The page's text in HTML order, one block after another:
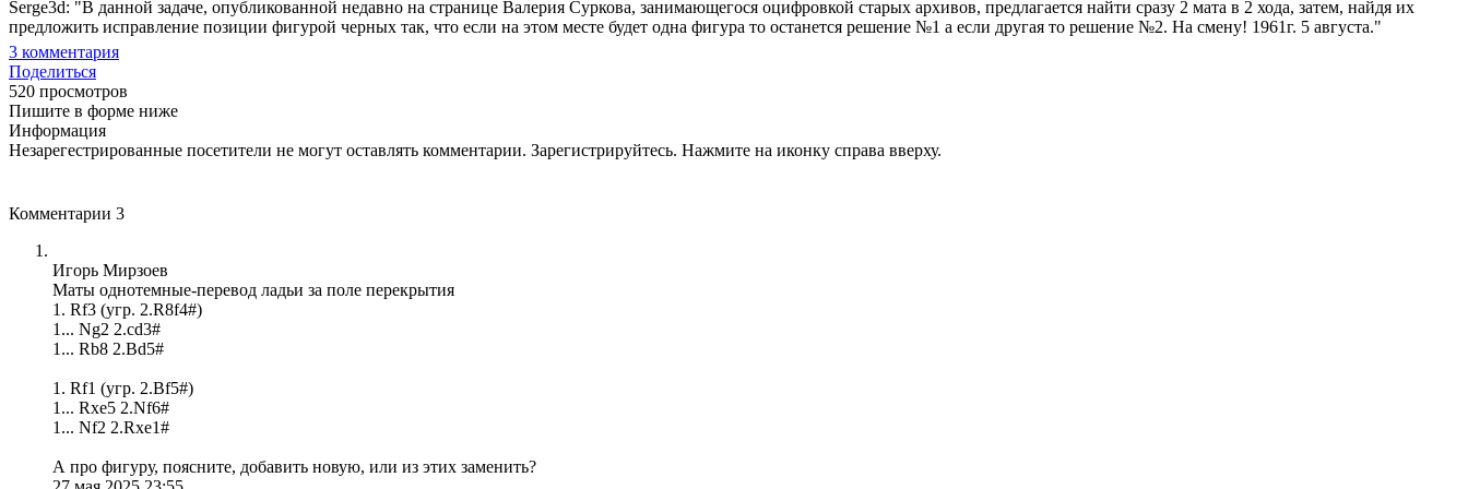
Serge3d: "В данной задаче, опубликованной недавно на странице Валерия Суркова, занимающегося оцифровкой старых архивов, предлагается найти сразу 2 мата в 2 хода, затем, найдя их
предложить исправление позиции фигурой черных так, что если на этом месте будет одна фигура то останется решение №1 а если другая то решение №2. На смену! 1961г. 5 августа."
3 комментария
Поделиться
520 просмотров
Пишите в форме ниже
Информация
Незарегестрированные посетители не могут оставлять комментарии. Зарегистрируйтесь. Нажмите на иконку справа вверху.
Комментарии 3
Игорь Мирзоев
Маты однотемные-перевод ладьи за поле перекрытия
1. Rf3 (угр. 2.R8f4#)
1... Ng2 2.cd3#
1... Rb8 2.Bd5#
1. Rf1 (угр. 2.Bf5#)
1... Rxe5 2.Nf6#
1... Nf2 2.Rxe1#
А про фигуру, поясните, добавить новую, или из этих заменить?